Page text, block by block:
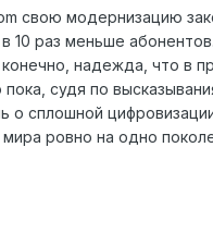
свою модернизацию
раз меньше
надежда, что в
судя по
сплошной
ровно на одно